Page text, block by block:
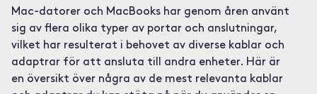
Mac-datorer och MacBooks har genom åren använt
sig av flera olika typer av portar och anslutningar,
vilket har resulterat i behovet av diverse kablar och
adaptrar för att ansluta till andra enheter. Här är
en översikt över några av de mest relevanta kablar